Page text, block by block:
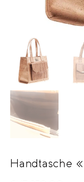
Handtasche